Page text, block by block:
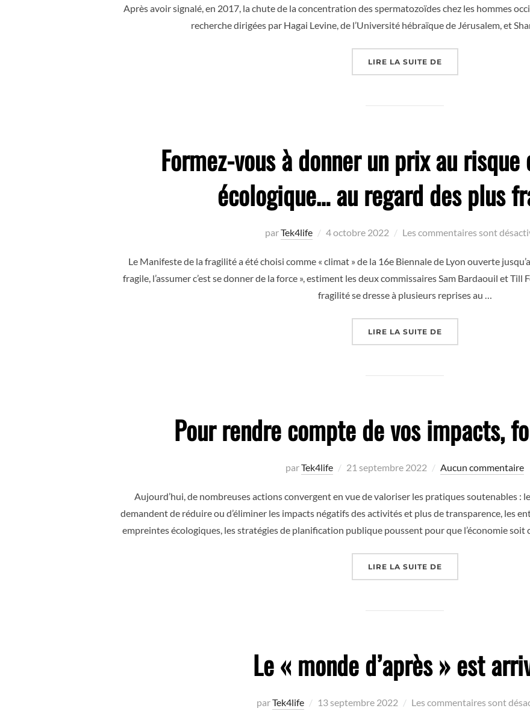
Après avoir signalé, en 2017, la chute de la concentration des spermatozoïdes chez les hommes
recherche dirigées par Hagai Levine, de l’Université hébraïque de Jérusalem, et
LIRE LA SUITE DE« CIEL, MA FERTILITÉ
Formez-vous à donner un prix au
écologique… au regard des plus
parTek4life
Publié
4 octobre 2022 Les commentaires sont
Le Manifeste de la fragilité a été choisi comme « climat » de la 16e Biennale de Lyon ouverte
fragile, l’assumer c’est se donner de la force », estiment les deux commissaires Sam Bardaouil et
fragilité se dresse à plusieurs reprises au …
LIRE LA SUITE DE« FORMEZ-VOUS À
Pour rendre compte de vos impacts,
parTek4life
Publié
21 septembre 2022 Aucun commentaire
Aujourd’hui, de nombreuses actions convergent en vue de valoriser les pratiques soutenables :
demandent de réduire ou d’éliminer les impacts négatifs des activités et plus de transparence, les
empreintes écologiques, les stratégies de planification publique poussent pour que l’économie
LIRE LA SUITE DE« POUR RENDRE
Le « monde d’après » est
parTek4life
Publié
13 septembre 2022 Les commentaires sont